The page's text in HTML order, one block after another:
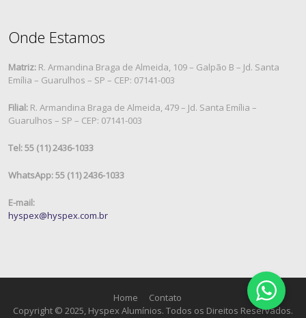
Onde Estamos
Matriz: R. Armandina Braga de Almeida, 109 – Galpão B – Jd. Santa
Emília – Guarulhos – SP – CEP: 07141-003
Filial: R. Armandina Braga de Almeida, 479 – Jd. Santa Emília –
Guarulhos – SP – CEP: 07141-003
Tel: 55 (11) 2436-1033
WhatsApp: 55 (11) 2436-1033
E-mail:
hyspex@hyspex.com.br
Home
Contato
Copyright © 2025, Hyspex Alumínios. Todos os Direitos Reservados.